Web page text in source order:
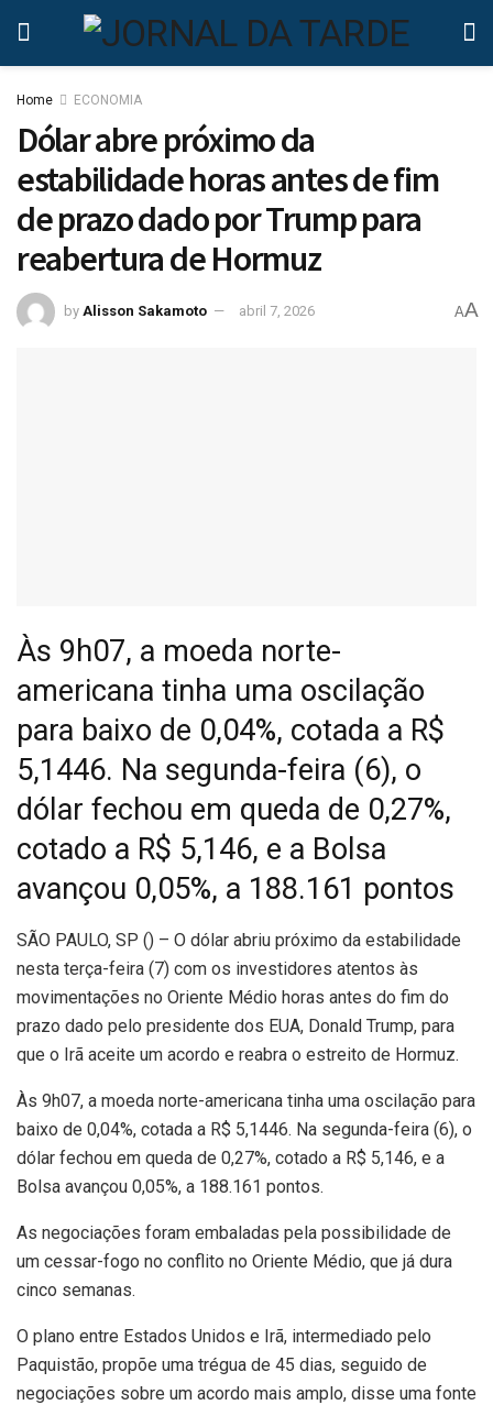
Home ECONOMIA
Dólar abre próximo da
estabilidade horas antes de fim
de prazo dado por Trump para
reabertura de Hormuz
by Alisson Sakamoto abril 7, 2026 AA
Às 9h07, a moeda norte-
americana tinha uma oscilação
para baixo de 0,04%, cotada a R$
5,1446. Na segunda-feira (6), o
dólar fechou em queda de 0,27%,
cotado a R$ 5,146, e a Bolsa
avançou 0,05%, a 188.161 pontos
SÃO PAULO, SP () – O dólar abriu próximo da estabilidade
nesta terça-feira (7) com os investidores atentos às
movimentações no Oriente Médio horas antes do fim do
prazo dado pelo presidente dos EUA, Donald Trump, para
que o Irã aceite um acordo e reabra o estreito de Hormuz.
Às 9h07, a moeda norte-americana tinha uma oscilação para
baixo de 0,04%, cotada a R$ 5,1446. Na segunda-feira (6), o
dólar fechou em queda de 0,27%, cotado a R$ 5,146, e a
Bolsa avançou 0,05%, a 188.161 pontos.
As negociações foram embaladas pela possibilidade de
um cessar-fogo no conflito no Oriente Médio, que já dura
cinco semanas.
O plano entre Estados Unidos e Irã, intermediado pelo
Paquistão, propõe uma trégua de 45 dias, seguido de
negociações sobre um acordo mais amplo, disse uma fonte